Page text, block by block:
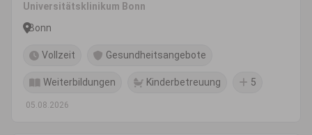
Universitätsklinikum Bonn
Bonn
Vollzeit Gesundheitsangebote
Weiterbildungen Kinderbetreuung 5
05.08.2026